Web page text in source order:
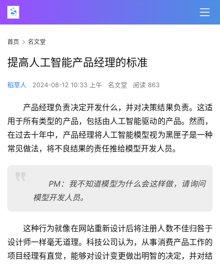
首页 名文堂
提高人工智能产品经理的标准
稻草人 2024-08-12 10:33 上午 名文堂 阅读 863
产品经理负责决定开发什么，并对决策结果负责。这适
用于所有类型的产品，包括由人工智能驱动的产品。然而，
在过去十年中，产品经理将人工智能模型视为黑匣子是一种
常见做法，将不良结果的责任推给模型开发人员。
PM：我不知道模型为什么会这样做，请询问
模型开发人员。
这种行为就像在网站重新设计后将注册人数不佳归咎于
设计师一样毫无道理。科技公司认为，从事消费产品工作的
项目经理有直觉，能够对设计变更做出明智的决定，并对结